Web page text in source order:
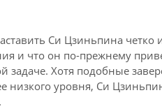
Си Цзиньпина четко
и что он по-прежнему
задаче. Хотя подобные
низкого уровня, Си